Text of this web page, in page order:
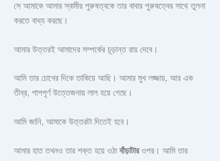
সে আমাকে আমার স্বামীর পুরুষত্বকে তার বাবার পুরুষত্বের সাথে তুলনা
করতে বাধ্য করছে।
আমার উত্তরই আমাদের সম্পর্কের চূড়ান্ত রায় দেবে।
আমি তার চোখের দিকে তাকিয়ে আছি। আমার মুখ লজ্জায়, আর এক
তীব্র, পাপপূর্ণ উত্তেজনায় লাল হয়ে গেছে।
আমি জানি, আমাকে উত্তরটা দিতেই হবে।
আমার হাত তখনও তার শক্ত হয়ে ওঠা বাঁড়াটারওপর। আমি তার